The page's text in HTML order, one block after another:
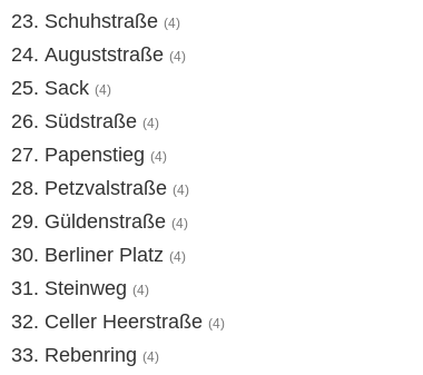
Schuhstraße (4)
Auguststraße (4)
Sack (4)
Südstraße (4)
Papenstieg (4)
Petzvalstraße (4)
Güldenstraße (4)
Berliner Platz (4)
Steinweg (4)
Celler Heerstraße (4)
Rebenring (4)